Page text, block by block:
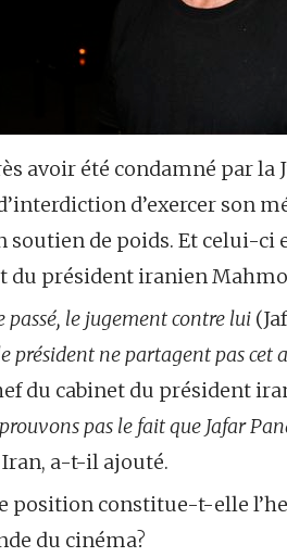
avoir été condamné par
d’exercer son
soutien de poids. Et celui-ci
du président iranien
passé, le jugement contre lui
président ne partagent pas cet
du cabinet du président
pas le fait que Jafar
Iran, a-t-il ajouté.
position constitue-t-elle
du cinéma?